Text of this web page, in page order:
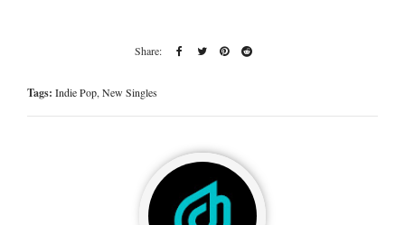
Tags: Indie Pop,New Singles